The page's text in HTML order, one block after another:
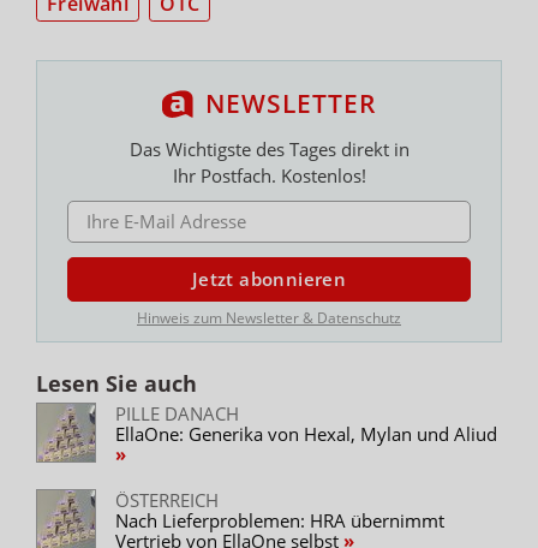
NEWSLETTER
Das Wichtigste des Tages direkt in
Ihr Postfach. Kostenlos!
E-MAIL ADRESSE
Jetzt abonnieren
Hinweis zum Newsletter & Datenschutz
Lesen Sie auch
PILLE DANACH
EllaOne: Generika von Hexal, Mylan und Aliud
ÖSTERREICH
Nach Lieferproblemen: HRA übernimmt
Vertrieb von EllaOne selbst